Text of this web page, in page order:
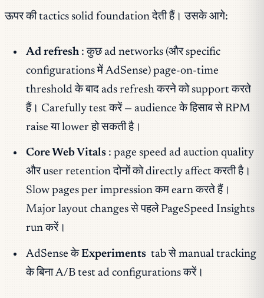
ऊपर की tactics solid foundation देती हैं। उसके आगे:
Ad refresh : कुछ ad networks (और specific
configurations में AdSense) page-on-time
threshold के बाद ads refresh करने को support करते
हैं। Carefully test करें — audience के हिसाब से RPM
raise या lower हो सकती है।
Core Web Vitals : page speed ad auction quality
और user retention दोनों को directly affect करती है।
Slow pages per impression कम earn करते हैं।
Major layout changes से पहले PageSpeed Insights
run करें।
AdSense केExperiments tab से manual tracking
के बिना A/B test ad configurations करें।